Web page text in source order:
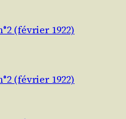
(février 1922)
(février 1922)